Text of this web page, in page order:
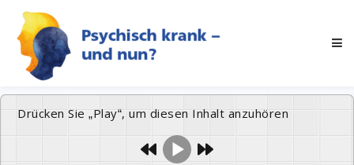
Drücken Sie „Play“, um diesen Inhalt anzuhören